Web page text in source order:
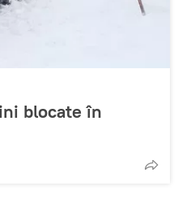
blocate în